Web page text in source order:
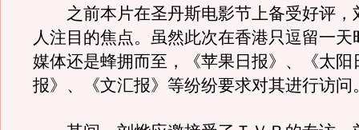
之前本片在圣丹斯电影节上备受好评，
人注目的焦点。虽然此次在香港只逗留一天
媒体还是蜂拥而至，《苹果日报》、《太阳
报》、《文汇报》等纷纷要求对其进行访问